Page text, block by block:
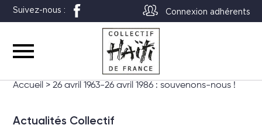
Suivez-nous : Connexion adhérents
Accueil >26 avril 1963-26 avril 1986 : souvenons-nous !
Actualités Collectif